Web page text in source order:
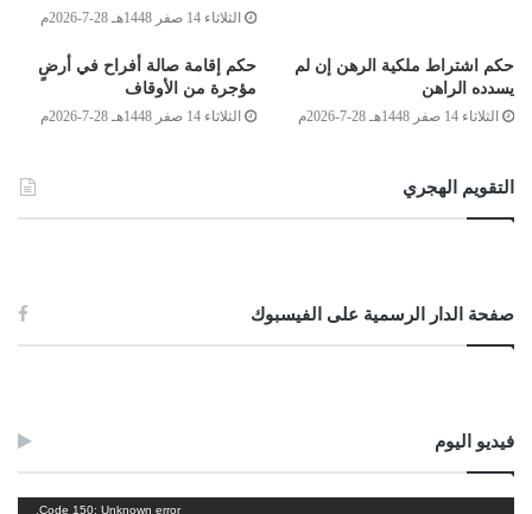
خطأً أخماسًا: عشرون بنت مخاض، وعشرون بنت لبون، وعشرون ابن لبون،
الله عنه فرض على أهل الذهب في الدية ألف دينار، وعلى أهل الورق اثنى عشر
سنة دفعة، وفي المدونة قال الإمام مالك رحمه الله: “ليس يؤخذ في الدية إلا
الإبل والدنانير والدراهم، قلت: ففي كم تؤخذ الدية في قول مالك؟ قال: في ثلاث
مرة واحدة في مجلس الاتفاق؛ لأن التأجيل يترتب عليه التأخير في الصرف
الثلاثاء 14 صفر 1448هـ 28-7-2026م
حكم اشتراط ملكية الرهن إن لم
يسدده الراهن
الثلاثاء 14 صفر 1448هـ 28-7-2026م
حكم إقامة صالة أفراح في أرضٍ
مؤجرة من الأوقاف
الثلاثاء 14 صفر 1448هـ 28-7-2026م
التقويم الهجري
صفحة الدار الرسمية على الفيسبوك
فيديو اليوم
Code 150: Unknown error.